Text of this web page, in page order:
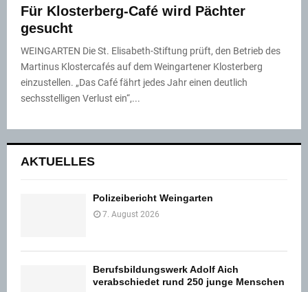
Für Klosterberg-Café wird Pächter
gesucht
WEINGARTEN Die St. Elisabeth-Stiftung prüft, den Betrieb des
Martinus Klostercafés auf dem Weingartener Klosterberg
einzustellen. „Das Café fährt jedes Jahr einen deutlich
sechsstelligen Verlust ein“,...
AKTUELLES
Polizeibericht Weingarten
7. August 2026
Berufsbildungswerk Adolf Aich
verabschiedet rund 250 junge Menschen